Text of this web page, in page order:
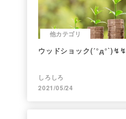
他カテゴリ
ウッドショック(´°д°`)↯↯
しろしろ
2021/05/24